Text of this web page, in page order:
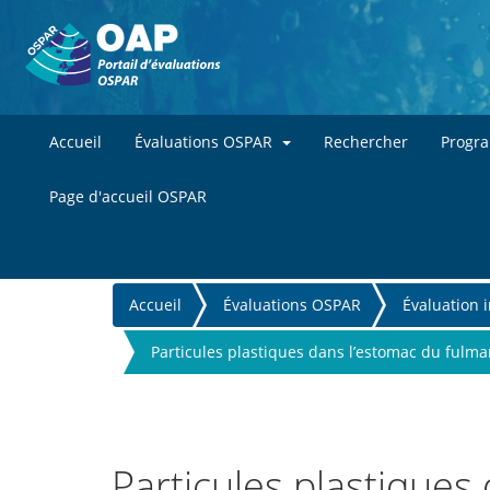
Accueil Évaluations OSPAR Rechercher
Page d'accueil OSPAR
You
are
here
Accueil Évaluations OSPAR Évaluation
Particules plastiques dans l’estomac du